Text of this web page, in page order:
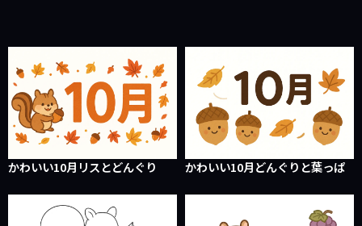
かわいい10月リスとどんぐり かわいい10月どんぐりと葉っぱ